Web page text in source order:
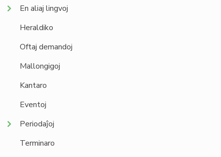
En aliaj lingvoj
Heraldiko
Oftaj demandoj
Mallongigoj
Kantaro
Eventoj
Periodaĵoj
Terminaro